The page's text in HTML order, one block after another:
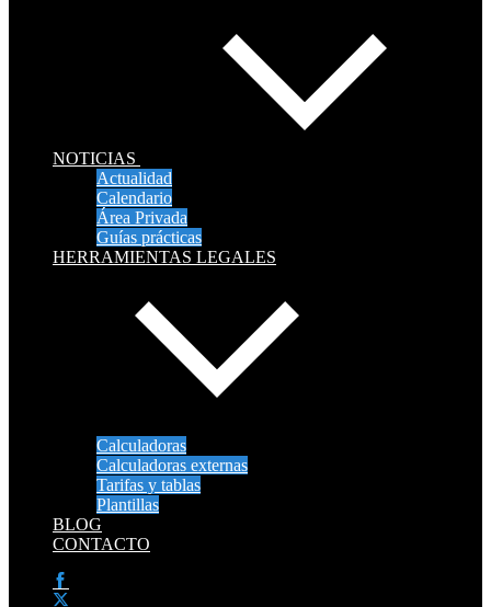
NOTICIAS
Actualidad
Calendario
Área Privada
Guías prácticas
HERRAMIENTAS LEGALES
Calculadoras
Calculadoras externas
Tarifas y tablas
Plantillas
BLOG
CONTACTO